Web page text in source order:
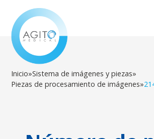
Inicio»Sistema de imágenes y piezas»
Piezas de procesamiento de imágenes»